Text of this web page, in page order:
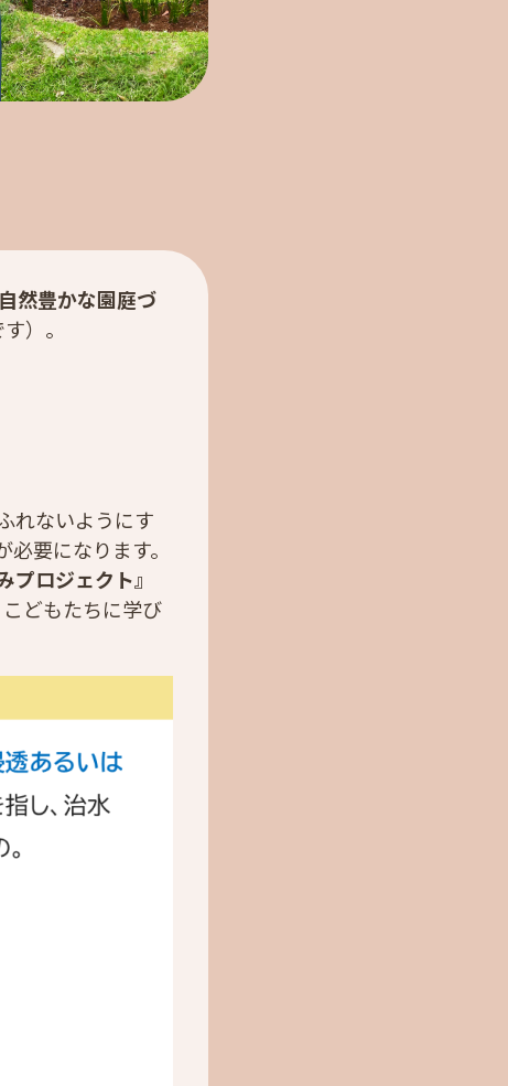
然豊かな園庭づ
）。
れないようにす
要になります。
プロジェクト』
どもたちに学び